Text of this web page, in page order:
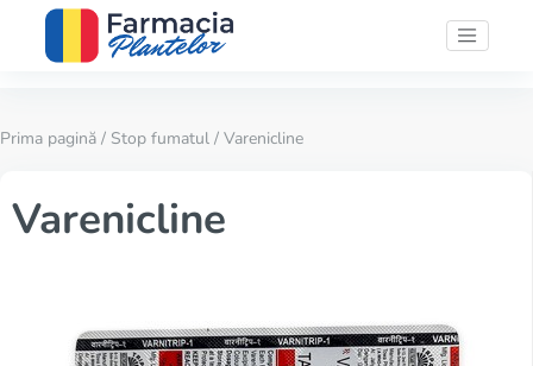
Prima pagină / Stop fumatul / Varenicline
Varenicline